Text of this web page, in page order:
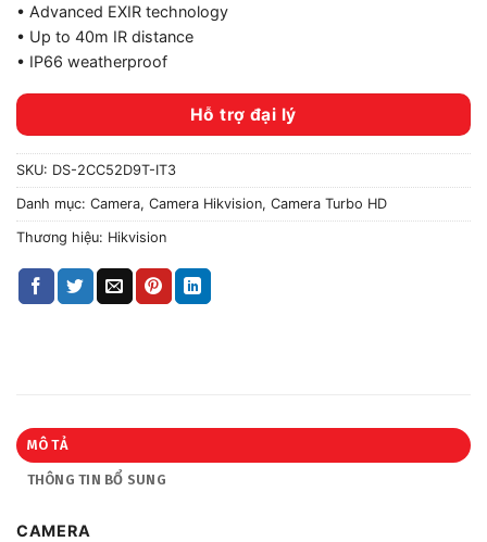
• Advanced EXIR technology
• Up to 40m IR distance
• IP66 weatherproof
Hỗ trợ đại lý
SKU: DS-2CC52D9T-IT3
Danh mục: Camera, Camera Hikvision, Camera Turbo HD
Thương hiệu: Hikvision
MÔ TẢ
THÔNG TIN BỔ SUNG
CAMERA